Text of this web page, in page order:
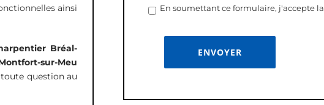
ainsi
Bréal-
sur-Meu
question au
En soumettant ce formulaire, j'accepte la